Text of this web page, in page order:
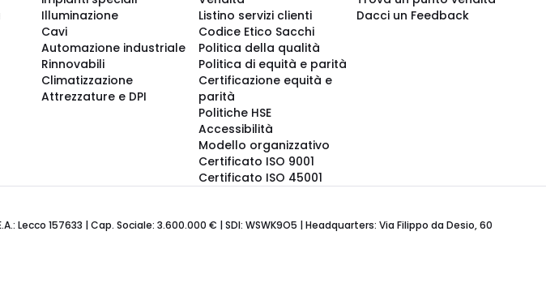
Illuminazione
Cavi
Automazione industriale
Rinnovabili
Climatizzazione
Attrezzature e DPI
Listino servizi clienti
Codice Etico Sacchi
Politica della qualità
Politica di equità e parità
Certificazione equità e
parità
Politiche HSE
Accessibilità
Modello organizzativo
Certificato ISO 9001
Certificato ISO 45001
Dacci un Feedback
Lecco 157633 | Cap. Sociale: 3.600.000 € | SDI: WSWK9O5 | Headquarters: Via Filippo da Desio, 60